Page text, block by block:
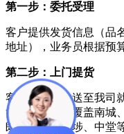
第一步：委托受理
客户提供发货信息（品
地址），业务员根据预
第二步：上门提货
客户可将货物送至我司
货。提货范围覆盖南城
朗、厚街、高埗、中堂